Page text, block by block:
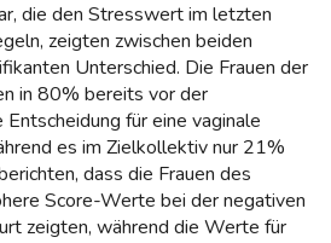
die den Stresswert im letzten
zeigten zwischen beiden
Unterschied. Die Frauen der
in 80% bereits vor der
für eine vaginale
es im Zielkollektiv nur 21%
dass die Frauen des
Score-Werte bei der negativen
zeigten, während die Werte für